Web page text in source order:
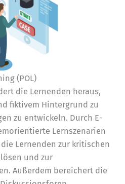
(POL)
die Lernenden heraus,
fiktivem Hintergrund zu
zu entwickeln. Durch E-
Lernszenarien
Lernenden zur kritischen
und zur
Außerdem bereichert die